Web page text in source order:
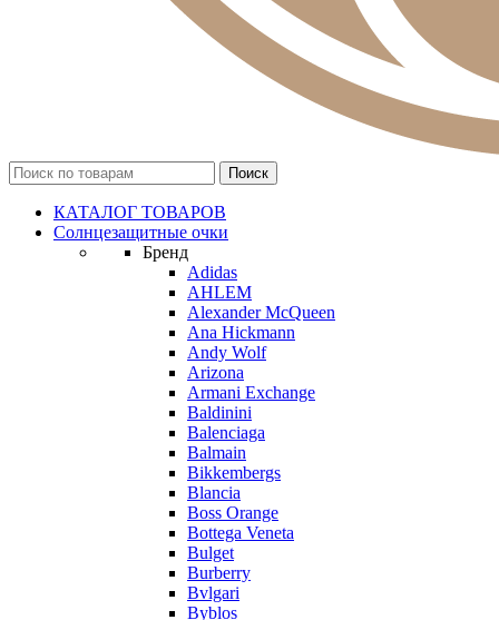
КАТАЛОГ ТОВАРОВ
Солнцезащитные очки
Бренд
Adidas
AHLEM
Alexander McQueen
Ana Hickmann
Andy Wolf
Arizona
Armani Exchange
Baldinini
Balenciaga
Balmain
Bikkembergs
Blancia
Boss Orange
Bottega Veneta
Bulget
Burberry
Bvlgari
Byblos